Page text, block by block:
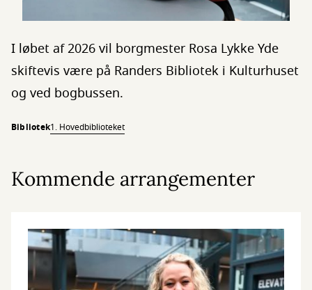
I løbet af 2026 vil borgmester Rosa Lykke Yde
skiftevis være på Randers Bibliotek i Kulturhuset
og ved bogbussen.
Bibliotek1. Hovedbiblioteket
Kommende arrangementer